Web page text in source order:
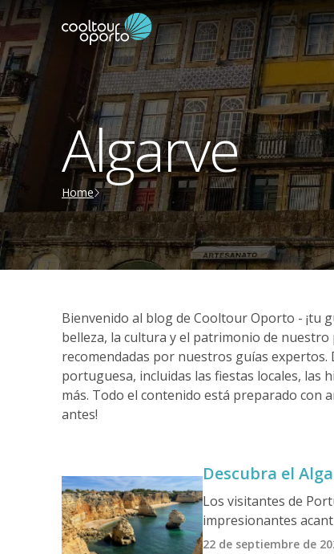
Algarve
Home
Bienvenido al blog de Cooltour Oporto - ¡tu
belleza, la cultura y el patrimonio de
recomendadas por nuestros guías expertos.
portuguesa, incluidas las fiestas locales, las
más. Todo el contenido está preparado con
antes!
Descubra el
Los visitantes de
impresionantes
ofrece una gran
22 de septiembre de